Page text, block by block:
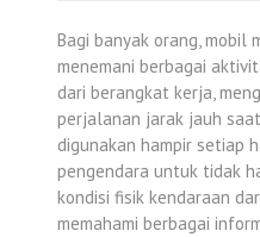
Bagi banyak orang, mobil
menemani berbagai
dari berangkat kerja,
perjalanan jarak jauh
digunakan hampir setiap
pengendara untuk tidak
kondisi fisik kendaraan
memahami berbagai